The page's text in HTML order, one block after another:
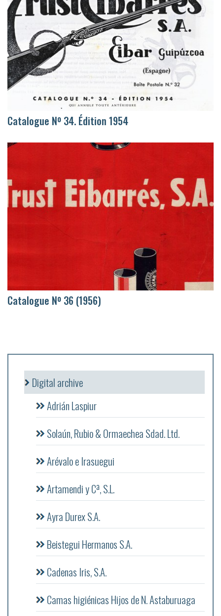
Catalogue Nº 34. Édition 1954
Catalogue Nº 36 (1956)
Digital archive
Adrián Laspiur
Solaún, Rubio & Ormaechea Sdad. Ltd.
Arévalo e Irasuegui
Artamendi y Cª, S.L.
Ayra Durex S.A.
Beistegui Hermanos S.A.
Cadenas Iris, S.A.
Camas higiénicas Hijos de N. Astaburuaga